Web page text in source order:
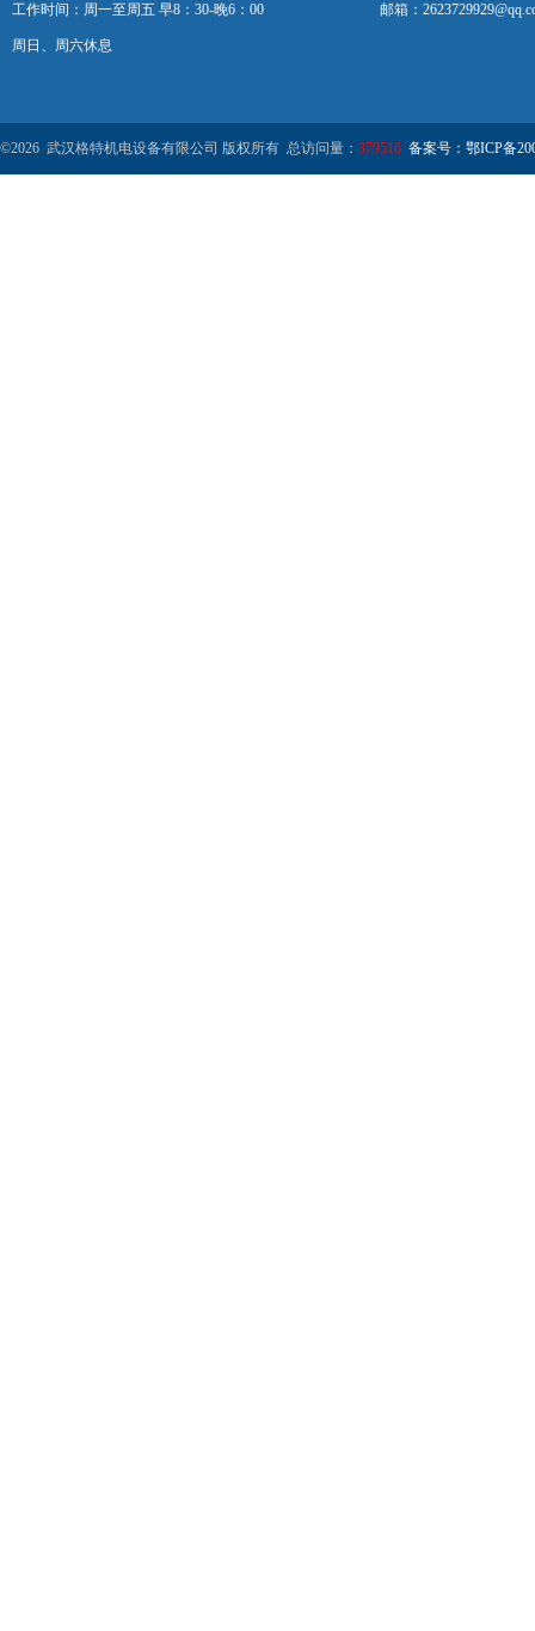
工作时间：周一至周五 早8：30-晚6：00
周日、周六休息
邮箱：
©2026 武汉格特机电设备有限公司 版权所有 总访问量： 379516 备案号：鄂ICP备